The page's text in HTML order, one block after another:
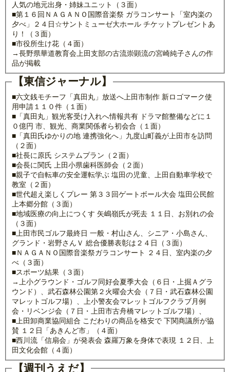
人気の地元出身・姉妹ユニット（３面）
■第１６回ＮＡＧＡＮＯ国際音楽祭 ガラコンサート「室内楽の
夕べ」２４日☆サントミューゼ大ホール チケットプレゼントあ
り！（３面）
■市役所生け花（４面）
→長野県華道教育会上田支部の古流崇顕流の宮崎純子さんの作
品が掲載
【東信ジャーナル】
■六文銭モチーフ「真田丸」放送へ上田市制作 新ロゴマーク使
用申請１１０件（１面）
■「真田丸」観光客受け入れへ情報共有 ドラマ館整備などに１
０億円 市、観光、商業関係者ら初会合（１面）
■「真田氏ゆかりの地 連携強化へ」九度山町義が上田市を訪問
（２面）
■社長に原氏 システムプラン（２面）
■会長に関氏 上田小県歯科医師会（２面）
■親子で自転車の安全運転学ぶ 塩田の児童、上田自動車学校で
教室（２面）
■世代超え楽しくプレー 第３３回ゲートボール大会 塩田公民館
上本郷分館（３面）
■地域医療の向上につくす 矢嶋嶺氏が死去 １１日、お別れの会
（３面）
■上田市民ゴルフ最終日 一般・村山さん、シニア・小島さん、
グランド・岩野さんＶ 総合優勝表彰は２４日（３面）
■ＮＡＧＡＮＯ国際音楽祭ガラコンサート ２４日、室内楽の夕
べ（３面）
■スポーツ結果（３面）
→上小グラウンド・ゴルフ同好会夏季大会（６日・上掘Ａグラ
ウンド）、武石森林公園第２火曜会大会（７日・武石森林公園
マレットゴルフ場）、上小警友会マレットゴルフクラブ月例
会・リベンジ会（７日・上田市古舟橋マレットゴルフ場）、
■上田卸商業協同組合 こだわりの商品を格安で 下関商議所が協
賛 １２日「あきんど市」（４面）
■西川流「信扇会」が発表会 森羅万象を身体で表現 １２日、上
田文化会館（４面）
【週刊うえだ】